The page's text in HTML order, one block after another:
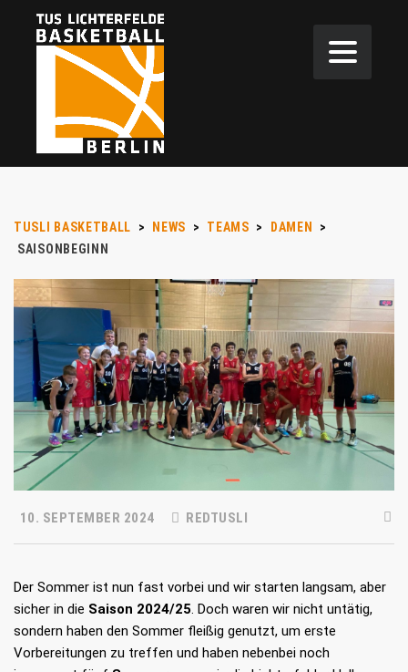
TUSLI BASKETBALL > NEWS > TEAMS > DAMEN
>
SAISONBEGINN
10. SEPTEMBER 2024 REDTUSLI
Der Sommer ist nun fast vorbei und wir starten langsam, aber
sicher in die Saison 2024/25. Doch waren wir nicht untätig,
sondern haben den Sommer fleißig genutzt, um erste
Vorbereitungen zu treffen und haben nebenbei noch